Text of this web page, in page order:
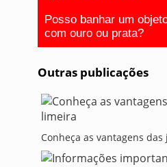
Posso banhar um
com ouro ou prata?
Outras publicações
Conheça as vantagens